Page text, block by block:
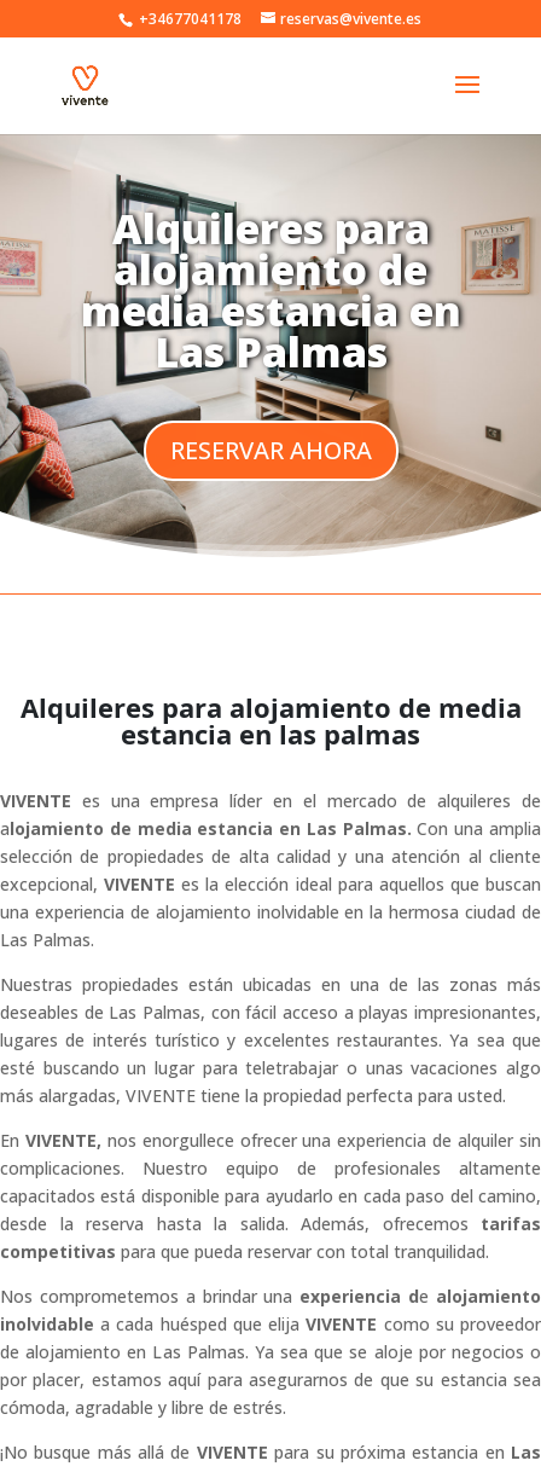
+34677041178 reservas@vivente.es
Alquileres para
alojamiento de
media estancia en
Las Palmas
RESERVAR AHORA
Alquileres para alojamiento de media
estancia en las palmas
VIVENTE es una empresa líder en el mercado de alquileres de
alojamiento de media estancia en Las Palmas. Con una amplia
selección de propiedades de alta calidad y una atención al cliente
excepcional,VIVENTEes la elección ideal para aquellos que buscan
una experiencia de alojamiento inolvidable en la hermosa ciudad de
Las Palmas.
Nuestras propiedades están ubicadas en una de las zonas más
deseables de Las Palmas, con fácil acceso a playas impresionantes,
lugares de interés turístico y excelentes restaurantes. Ya sea que
esté buscando un lugar para teletrabajar o unas vacaciones algo
más alargadas, VIVENTE tiene la propiedad perfecta para usted.
En VIVENTE, nos enorgullece ofrecer una experiencia de alquiler sin
complicaciones. Nuestro equipo de profesionales altamente
capacitados está disponible para ayudarlo en cada paso del camino,
desde la reserva hasta la salida. Además, ofrecemos tarifas
competitivas para que pueda reservar con total tranquilidad.
Nos comprometemos a brindar una experiencia de alojamiento
inolvidablea cada huésped que elijaVIVENTE como su proveedor
de alojamiento en Las Palmas. Ya sea que se aloje por negocios o
por placer, estamos aquí para asegurarnos de que su estancia sea
cómoda, agradable y libre de estrés.
¡No busque más allá de VIVENTE para su próxima estancia en Las